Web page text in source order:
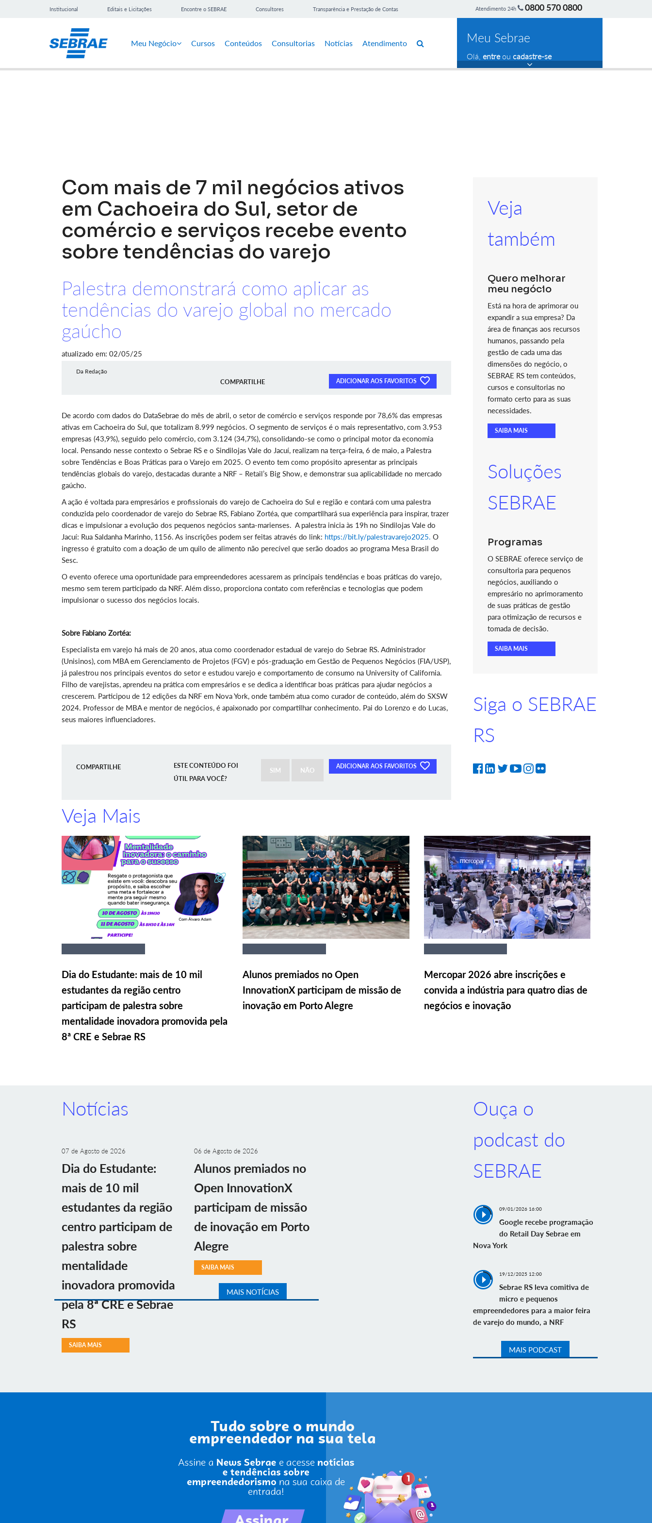
Institucional Editais e Licitações Encontre o SEBRAE Consultores Transparência e Prestação de Contas Atendimento 24h 0800 570 0800
Meu Negócio Cursos Conteúdos Consultorias Notícias Atendimento Meu Sebrae
Olá, entreou cadastre-se
Com mais de 7 mil negócios ativos
em Cachoeira do Sul, setor de
comércio e serviços recebe evento
sobre tendências do varejo
Palestra demonstrará como aplicar as
tendências do varejo global no mercado
gaúcho
atualizado em: 02/05/25
Da Redação
COMPARTILHE ADICIONAR AOS FAVORITOS
De acordo com dados do DataSebrae do mês de abril, o setor de comércio e serviços responde por 78,6% das empresas
ativas em Cachoeira do Sul, que totalizam 8.999 negócios. O segmento de serviços é o mais representativo, com 3.953
empresas (43,9%), seguido pelo comércio, com 3.124 (34,7%), consolidando-se como o principal motor da economia
local. Pensando nesse contexto o Sebrae RS e o Sindilojas Vale do Jacuí, realizam na terça-feira, 6 de maio, a Palestra
sobre Tendências e Boas Práticas para o Varejo em 2025. O evento tem como propósito apresentar as principais
tendências globais do varejo, destacadas durante a NRF – Retail’s Big Show, e demonstrar sua aplicabilidade no mercado
gaúcho.
A ação é voltada para empresários e profissionais do varejo de Cachoeira do Sul e região e contará com uma palestra
conduzida pelo coordenador de varejo do Sebrae RS, Fabiano Zortéa, que compartilhará sua experiência para inspirar, trazer
dicas e impulsionar a evolução dos pequenos negócios santa-marienses. A palestra inicia às 19h no Sindilojas Vale do
Jacuí: Rua Saldanha Marinho, 1156. As inscrições podem ser feitas através do link: https://bit.ly/palestravarejo2025. O
ingresso é gratuito com a doação de um quilo de alimento não perecível que serão doados ao programa Mesa Brasil do
Sesc.
O evento oferece uma oportunidade para empreendedores acessarem as principais tendências e boas práticas do varejo,
mesmo sem terem participado da NRF. Além disso, proporciona contato com referências e tecnologias que podem
impulsionar o sucesso dos negócios locais.
Sobre Fabiano Zortéa:
Especialista em varejo há mais de 20 anos, atua como coordenador estadual de varejo do Sebrae RS. Administrador
(Unisinos), com MBA em Gerenciamento de Projetos (FGV) e pós-graduação em Gestão de Pequenos Negócios (FIA/USP),
já palestrou nos principais eventos do setor e estudou varejo e comportamento de consumo na University of California.
Filho de varejistas, aprendeu na prática com empresários e se dedica a identificar boas práticas para ajudar negócios a
crescerem. Participou de 12 edições da NRF em Nova York, onde também atua como curador de conteúdo, além do SXSW
2024. Professor de MBA e mentor de negócios, é apaixonado por compartilhar conhecimento. Pai do Lorenzo e do Lucas,
seus maiores influenciadores.
COMPARTILHE ADICIONAR AOS FAVORITOS
ESTE CONTEÚDO FOI
ÚTIL PARA VOCÊ?
SIM NÃO
Veja
também
Quero melhorar
meu negócio
Está na hora de aprimorar ou
expandir a sua empresa? Da
área de finanças aos recursos
humanos, passando pela
gestão de cada uma das
dimensões do negócio, o
SEBRAE RS tem conteúdos,
cursos e consultorias no
formato certo para as suas
necessidades.
SAIBA MAIS
Soluções
SEBRAE
Programas
O SEBRAE oferece serviço de
consultoria para pequenos
negócios, auxiliando o
empresário no aprimoramento
de suas práticas de gestão
para otimização de recursos e
tomada de decisão.
SAIBA MAIS
Siga o SEBRAE
RS
Veja Mais
Dia do Estudante: mais de 10 mil
estudantes da região centro
participam de palestra sobre
mentalidade inovadora promovida pela
8ª CRE e Sebrae RS
Alunos premiados no Open
InnovationX participam de missão de
inovação em Porto Alegre
Mercopar 2026 abre inscrições e
convida a indústria para quatro dias de
negócios e inovação
Notícias
07 de Agosto de 2026
Dia do Estudante:
mais de 10 mil
estudantes da região
centro participam de
palestra sobre
mentalidade
inovadora promovida
pela 8ª CRE e Sebrae
RS
SAIBA MAIS
06 de Agosto de 2026
Alunos premiados no
Open InnovationX
participam de missão
de inovação em Porto
Alegre
SAIBA MAIS
MAIS NOTÍCIAS
Ouça o
podcast do
SEBRAE
09/01/2026 16:00
Google recebe programação
do Retail Day Sebrae em
Nova York
19/12/2025 12:00
Sebrae RS leva comitiva de
micro e pequenos
empreendedores para a maior feira
de varejo do mundo, a NRF
MAIS PODCAST